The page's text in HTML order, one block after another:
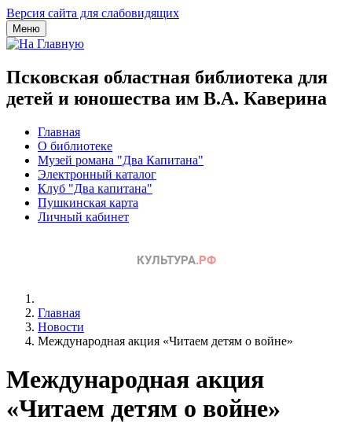
Версия сайта для слабовидящих
Меню
Псковская областная библиотека для
детей и юношества им В.А. Каверина
Главная
О библиотеке
Музей романа "Два Капитана"
Электронный каталог
Клуб "Два капитана"
Пушкинская карта
Личный кабинет
Главная
Новости
Международная акция «Читаем детям о войне»
Международная акция
«Читаем детям о войне»